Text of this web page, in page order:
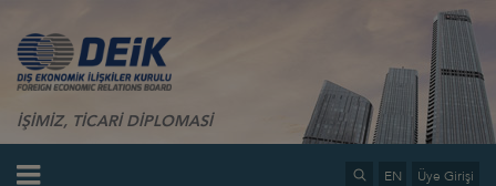
İŞİMİZ, TİCARİ DİPLOMASİ
EN Üye Girişi